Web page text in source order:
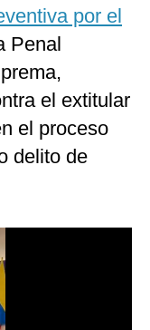
por el
Penal
el extitular
el proceso
delito de